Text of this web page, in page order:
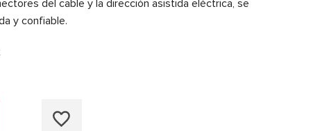
del cable y la dirección asistida eléctrica, se
y confiable.